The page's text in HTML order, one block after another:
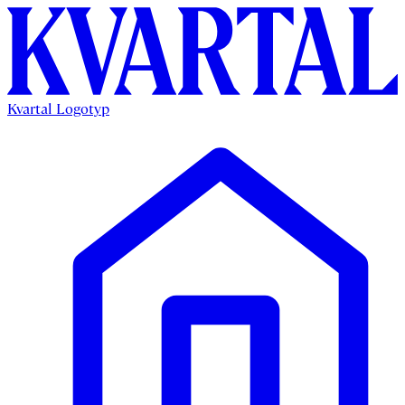
Kvartal Logotyp